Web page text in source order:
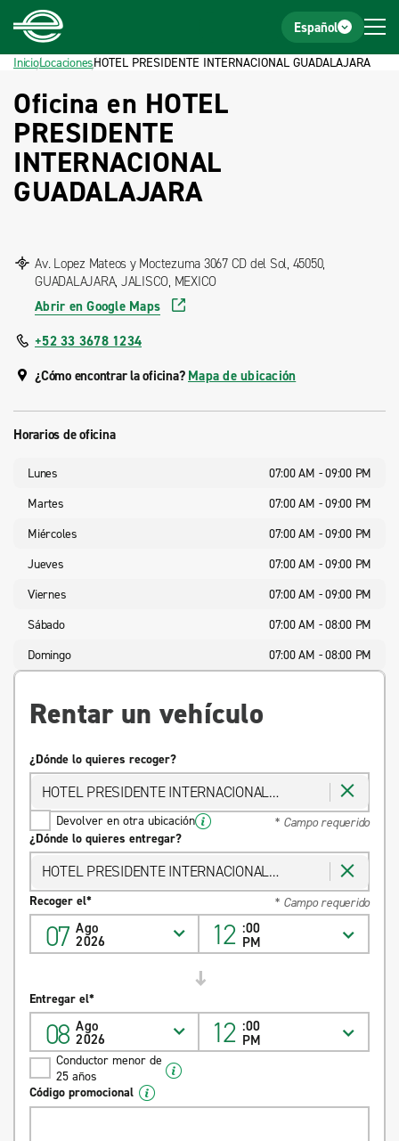
Inicio
Pie de página
Español
InicioLocacionesHOTEL PRESIDENTE INTERNACIONAL GUADALAJARA
Oficina en HOTEL
PRESIDENTE
INTERNACIONAL
GUADALAJARA
Rentar un vehículo
¿Dónde lo quieres recoger?
* Campo requerido
HOTEL PRESIDENTE INTERNACIONAL
GUADALAJARA
Devolver en otra ubicación
¿Dónde lo quieres entregar?
* Campo requerido
HOTEL PRESIDENTE INTERNACIONAL
GUADALAJARA
Recoger el*
07 Ago
2026 12 :00
PM
Entregar el*
08 Ago
2026 12 :00
PM
Conductor menor de
25 años
Código promocional
Av. Lopez Mateos y Moctezuma 3067 CD del Sol, 45050,
GUADALAJARA, JALISCO, MEXICO
Abrir en Google Maps
+52 33 3678 1234
¿Cómo encontrar la oficina? Mapa de ubicación
Horarios de oficina
Lunes
07:00 AM - 09:00 PM
Martes
07:00 AM - 09:00 PM
Miércoles
07:00 AM - 09:00 PM
Jueves
07:00 AM - 09:00 PM
Viernes
07:00 AM - 09:00 PM
Sábado
07:00 AM - 08:00 PM
Domingo
07:00 AM - 08:00 PM